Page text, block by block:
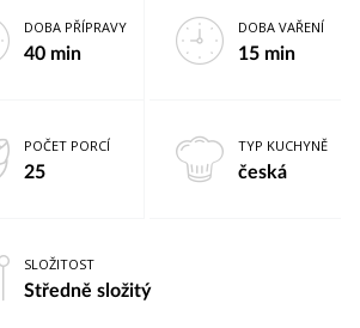
DOBA PŘÍPRAVY
40 min
DOBA VAŘENÍ
15 min
POČET PORCÍ
25
TYP KUCHYNĚ
česká
SLOŽITOST
Středně složitý